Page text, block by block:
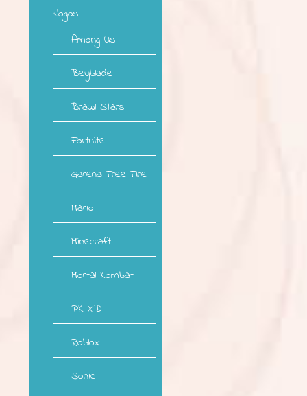
Jogos
Among Us
Beyblade
Brawl Stars
Fortnite
Garena Free Fire
Mario
Minecraft
Mortal Kombat
PK XD
Roblox
Sonic